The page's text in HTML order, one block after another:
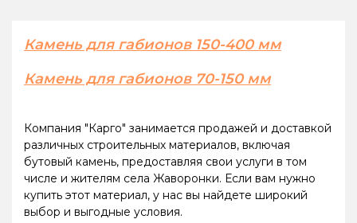
Камень для габионов 150-400 мм
Камень для габионов 70-150 мм
Компания "Карго" занимается продажей и доставкой
различных строительных материалов, включая
бутовый камень, предоставляя свои услуги в том
числе и жителям села Жаворонки. Если вам нужно
купить этот материал, у нас вы найдете широкий
выбор и выгодные условия.